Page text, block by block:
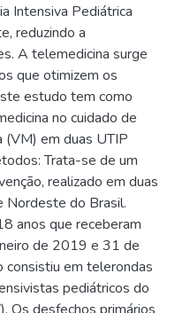
Intensiva Pediátrica
reduzindo a
A telemedicina surge
que otimizem os
estudo tem como
no cuidado de
(VM) em duas UTIP
Trata-se de um
realizado em duas
Nordeste do Brasil.
anos que receberam
de 2019 e 31 de
em telerondas
pediátricos do
Os desfechos primários